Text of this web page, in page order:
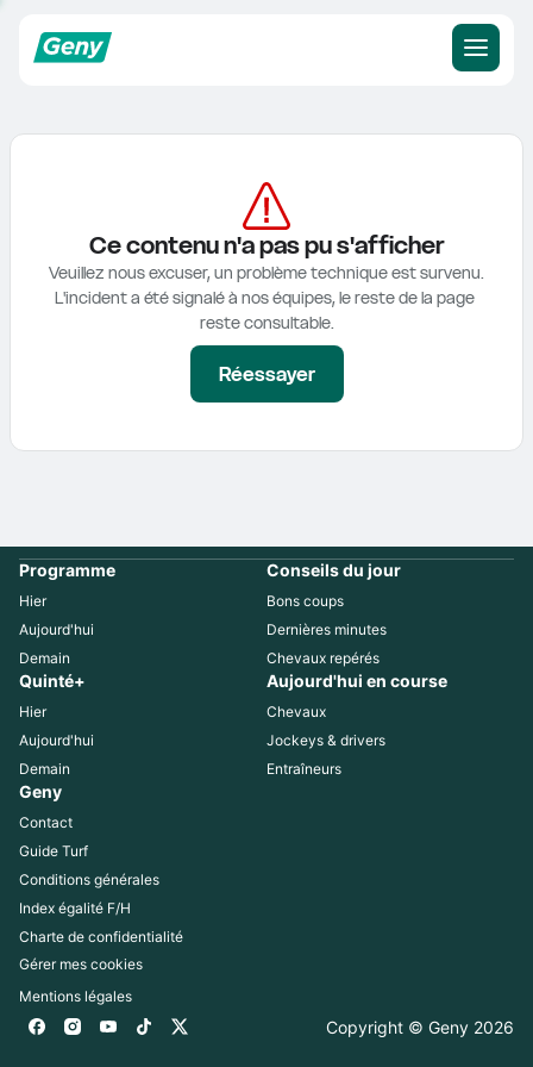
Ce contenu n'a pas pu s'afficher
Veuillez nous excuser, un problème technique est survenu.
L'incident a été signalé à nos équipes, le reste de la page
reste consultable.
Réessayer
Programme
Hier
Aujourd'hui
Demain
Conseils du jour
Bons coups
Dernières minutes
Chevaux repérés
Quinté+
Hier
Aujourd'hui
Demain
Aujourd'hui en course
Chevaux
Jockeys & drivers
Entraîneurs
Geny
Contact
Guide Turf
Conditions générales
Index égalité F/H
Charte de confidentialité
Gérer mes cookies
Mentions légales
Copyright © Geny 2026